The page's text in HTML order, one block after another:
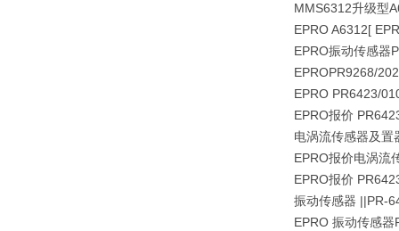
MMS6312升级型
EPRO A6312[
EPRO振动传感器
EPROPR9268/
EPRO PR6423/
EPRO报价
电涡流传感器及
EPRO报价电涡流
EPRO报价
振动传感器 ||PR-
EPRO 振动传感